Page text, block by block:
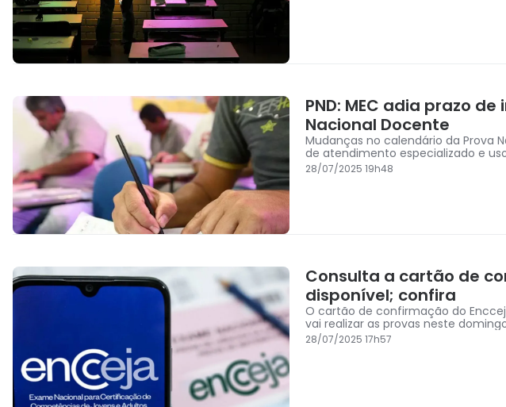
PND: MEC adia prazo
Nacional Docente
Mudanças no calendário da Prova
de atendimento especializado e
28/07/2025 19h48
Consulta a cartão de
disponível; confira
O cartão de confirmação do
vai realizar as provas neste
28/07/2025 17h57